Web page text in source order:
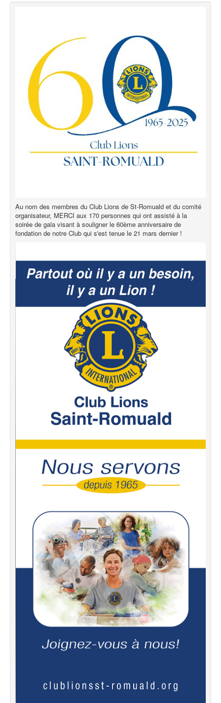
Au nom des membres du Club Lions de St-Romuald et du comité
organisateur, MERCI aux 170 personnes qui ont assisté à la
soirée de gala visant à souligner le 60ème anniversaire de
fondation de notre Club qui s'est tenue le 21 mars dernier !